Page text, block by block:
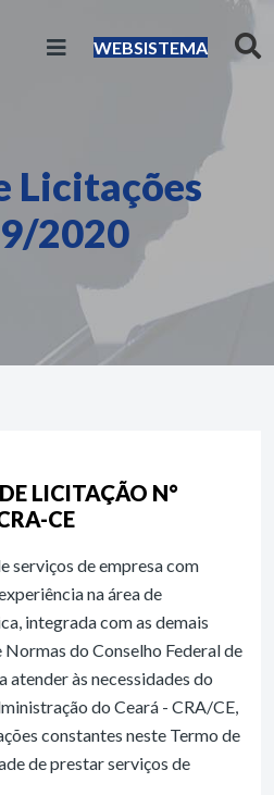
WEBSISTEMA
Licitações
2020
LICITAÇÃO N°
CE
serviços de empresa com
na área de
integrada com as demais
do Conselho Federal de
atender às necessidades do
do Ceará - CRA/CE,
constantes neste Termo de
de prestar serviços de